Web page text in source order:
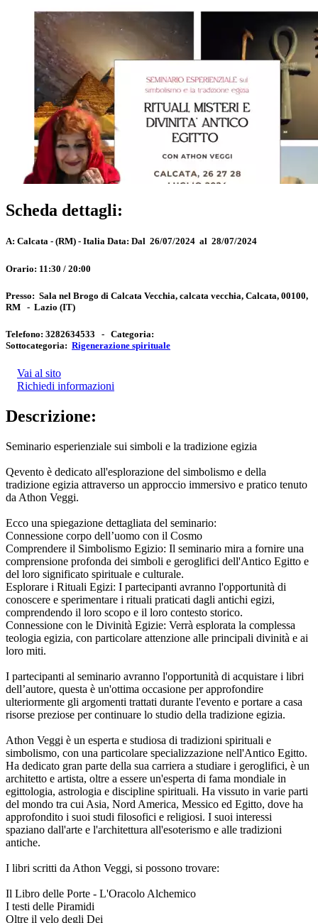
Scheda dettagli:
A: Calcata - (RM) - Italia Data: Dal 26/07/2024 al 28/07/2024
Orario: 11:30 / 20:00
Presso: Sala nel Brogo di Calcata Vecchia, calcata vecchia, Calcata, 00100,
RM - Lazio (IT)
Telefono: 3282634533 - Categoria:
Sottocategoria: Rigenerazione spirituale
Vai al sito
Richiedi informazioni
Descrizione:
Seminario esperienziale sui simboli e la tradizione egizia
Qevento è dedicato all'esplorazione del simbolismo e della
tradizione egizia attraverso un approccio immersivo e pratico tenuto
da Athon Veggi.
Ecco una spiegazione dettagliata del seminario:
Connessione corpo dell’uomo con il Cosmo
Comprendere il Simbolismo Egizio: Il seminario mira a fornire una
comprensione profonda dei simboli e geroglifici dell'Antico Egitto e
del loro significato spirituale e culturale.
Esplorare i Rituali Egizi: I partecipanti avranno l'opportunità di
conoscere e sperimentare i rituali praticati dagli antichi egizi,
comprendendo il loro scopo e il loro contesto storico.
Connessione con le Divinità Egizie: Verrà esplorata la complessa
teologia egizia, con particolare attenzione alle principali divinità e ai
loro miti.
I partecipanti al seminario avranno l'opportunità di acquistare i libri
dell’autore, questa è un'ottima occasione per approfondire
ulteriormente gli argomenti trattati durante l'evento e portare a casa
risorse preziose per continuare lo studio della tradizione egizia.
Athon Veggi è un esperta e studiosa di tradizioni spirituali e
simbolismo, con una particolare specializzazione nell'Antico Egitto.
Ha dedicato gran parte della sua carriera a studiare i geroglifici, è un
architetto e artista, oltre a essere un'esperta di fama mondiale in
egittologia, astrologia e discipline spirituali. Ha vissuto in varie parti
del mondo tra cui Asia, Nord America, Messico ed Egitto, dove ha
approfondito i suoi studi filosofici e religiosi. I suoi interessi
spaziano dall'arte e l'architettura all'esoterismo e alle tradizioni
antiche.
I libri scritti da Athon Veggi, si possono trovare:
Il Libro delle Porte - L'Oracolo Alchemico
I testi delle Piramidi
Oltre il velo degli Dei